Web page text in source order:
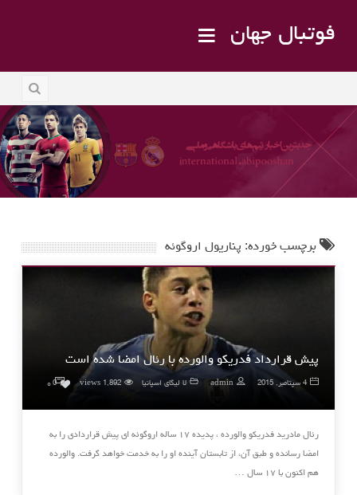
فوتبال جهان
برچسب خورده: پناریول اروگوئه
پیش قرارداد فدریکو والورده با رئال امضا شده است
4 سپتامبر, 2015 admin لا لیگای اسپانیا 1,892 views
0۰
رئال مادرید فدریکو والورده ، پدیده ۱۷ ساله اروگوئه ای پیش قراردادی را به
امضا رسانده و طبق آن، از تابستان آینده او را به خدمت خواهد گرفت. والورده
هم اکنون با ۱۷ سال …